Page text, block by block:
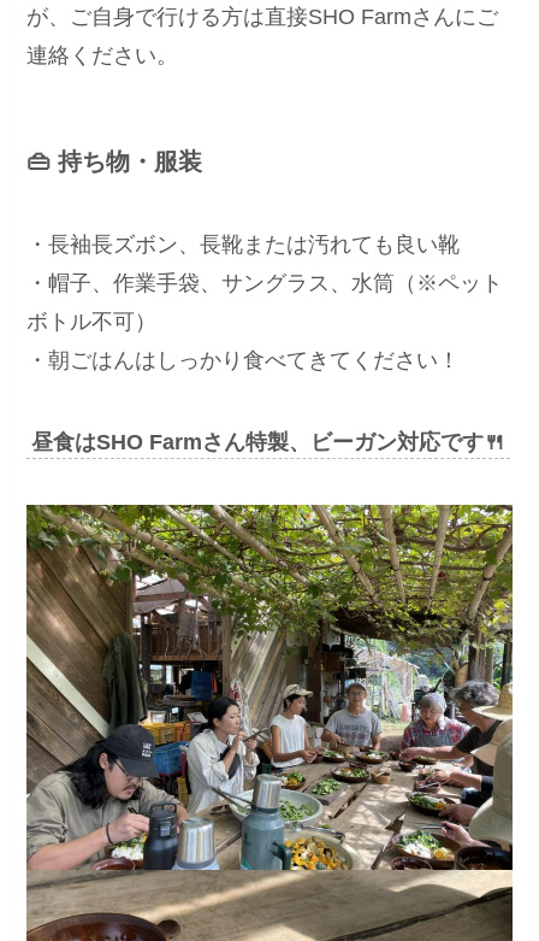
が、ご自身で行ける方は直接SHO Farmさんにご
連絡ください。
👜 持ち物・服装
・長袖長ズボン、長靴または汚れても良い靴
・帽子、作業手袋、サングラス、水筒（※ペット
ボトル不可）
・朝ごはんはしっかり食べてきてください！
昼食はSHO Farmさん特製、ビーガン対応です🍴